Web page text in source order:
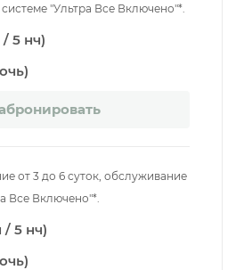
"Ультра Все Включено"*.
5 нч)
от 3 до 6 суток, обслуживание
Все Включено"*.
/ 5 нч)